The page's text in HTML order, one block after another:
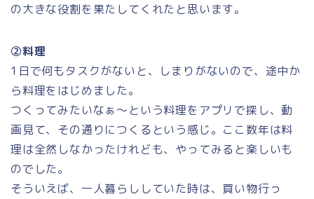
の大きな役割を果たしてくれたと思います。
②料理
1日で何もタスクがないと、しまりがないので、途中か
ら料理をはじめました。
つくってみたいなぁ～という料理をアプリで探し、動
画見て、その通りにつくるという感じ。ここ数年は料
理は全然しなかったけれども、やってみると楽しいも
のでした。
そういえば、一人暮らししていた時は、買い物行っ